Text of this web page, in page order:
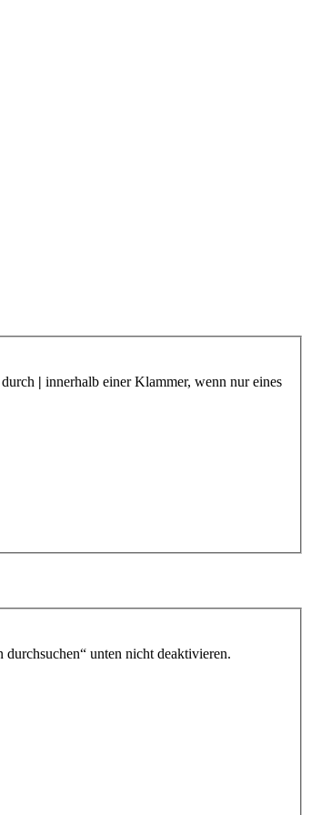
| innerhalb einer Klammer, wenn nur eines
unten nicht deaktivieren.